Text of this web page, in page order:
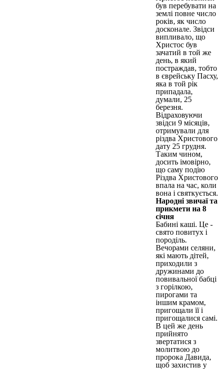
був перебувати на
землі повне число
років, як число
досконале. Звідси
випливало, що
Христос був
зачатий в той же
день, в який
постраждав, тобто
в єврейську Пасху,
яка в той рік
припадала,
думали, 25
березня.
Відраховуючи
звідси 9 місяців,
отримували для
різдва Христового
дату 25 грудня.
Таким чином,
досить імовірно,
що саму подію
Різдва Христового
впала на час, коли
вона і святкується.
Народні звичаї та
прикмети на 8
січня
Бабині каші. Це -
свято повитух і
породіль.
Вечорами селяни,
які мають дітей,
приходили з
дружинами до
повивальної бабці
з горілкою,
пирогами та
іншим крамом,
пригощали її і
пригощалися самі.
В цей же день
прийнято
звертатися з
молитвою до
пророка Давида,
щоб захистив у